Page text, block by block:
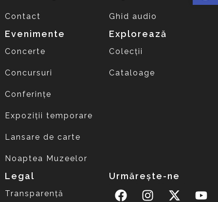
Contact Ghid audio
Evenimente
Concerte
Concursuri
Conferințe
Expoziții temporare
Lansare de carte
Noaptea Muzeelor
Explorează
Colecții
Cataloage
Legal
Transparență
Urmărește-ne